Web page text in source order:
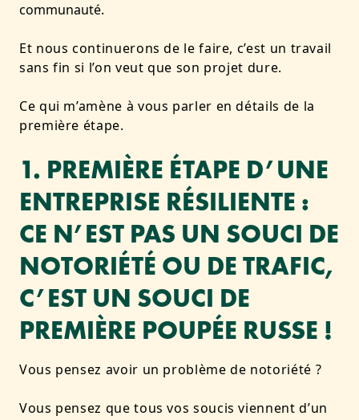
communauté.
Et nous continuerons de le faire, c’est un travail
sans fin si l’on veut que son projet dure.
Ce qui m’amène à vous parler en détails de la
première étape.
1. PREMIÈRE ÉTAPE D’UNE
ENTREPRISE RÉSILIENTE :
CE N’EST PAS UN SOUCI DE
NOTORIÉTÉ OU DE TRAFIC,
C’EST UN SOUCI DE
PREMIÈRE POUPÉE RUSSE !
Vous pensez avoir un problème de notoriété ?
Vous pensez que tous vos soucis viennent d’un